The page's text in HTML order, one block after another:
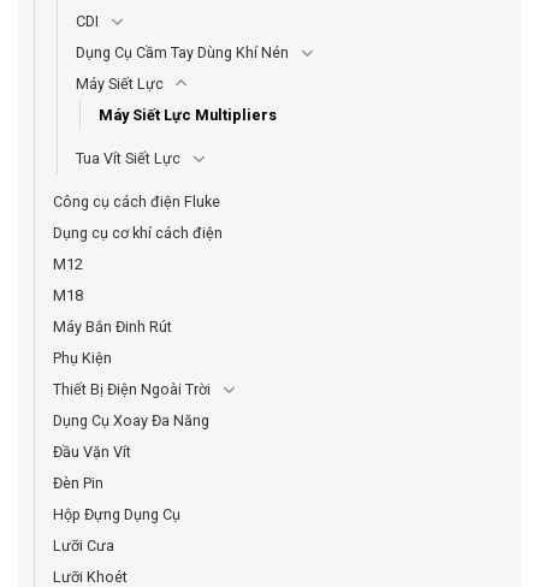
CDI
Dụng Cụ Cầm Tay Dùng Khí Nén
Máy Siết Lực
Máy Siết Lực Multipliers
Tua Vít Siết Lực
Công cụ cách điện Fluke
Dụng cụ cơ khí cách điện
M12
M18
Máy Bắn Đinh Rút
Phụ Kiện
Thiết Bị Điện Ngoài Trời
Dụng Cụ Xoay Đa Năng
Đầu Vặn Vít
Đèn Pin
Hộp Đựng Dụng Cụ
Lưỡi Cưa
Lưỡi Khoét